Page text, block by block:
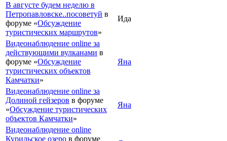
В августе будем неделю в
Петропавловске..посоветуй в
форуме «Обсуждение
туристических маршрутов»
Ида
Видеонаблюдение online за
действующими вулканами в
форуме «Обсуждение
туристических объектов
Камчатки»
Яна
Видеонаблюдение online за
Долиной гейзеров в форуме
«Обсуждение туристических
объектов Камчатки»
Яна
Видеонаблюдение online
Курильское озеро в форуме